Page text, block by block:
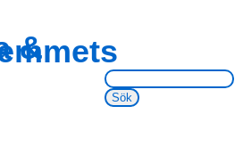
&
Sök på webbsidan: